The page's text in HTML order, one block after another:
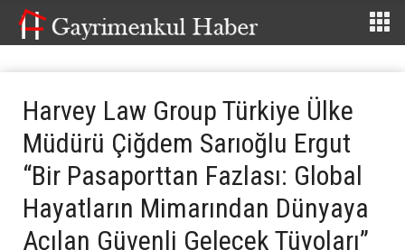
Harvey Law Group Türkiye Ülke
Müdürü Çiğdem Sarıoğlu Ergut
“Bir Pasaporttan Fazlası: Global
Hayatların Mimarından Dünyaya
Açılan Güvenli Gelecek Tüyoları’’